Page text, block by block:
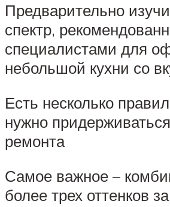
Предварительно
спектр,
специалистами для
небольшой кухни со
Есть несколько
нужно
ремонта
Самое важное –
более трех оттенков